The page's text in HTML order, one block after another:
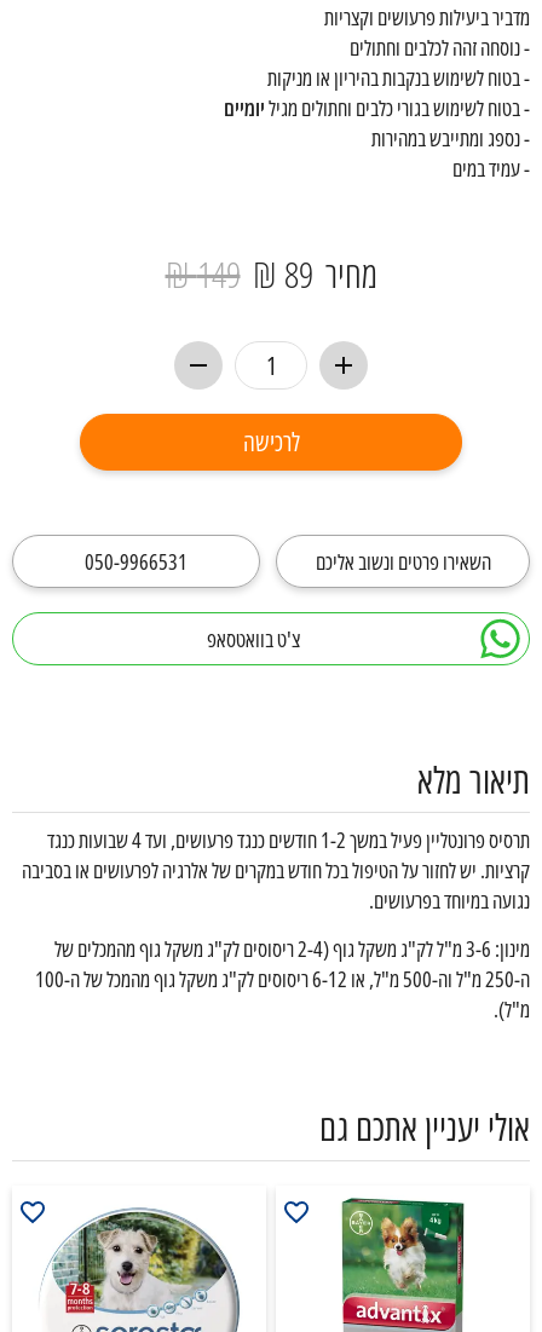
מדביר ביעילות פרעושים וקצריות
- נוסחה זהה לכלבים וחתולים
- בטוח לשימוש בנקבות בהיריון או מניקות
- בטוח לשימוש בגורי כלבים וחתולים מגיליומיים
- נספג ומתייבש במהירות
- עמיד במים
מחיר 89 ₪
149 ₪
לרכישה
השאירו פרטים ונשוב אליכם 050-9966531
צ'ט בוואטסאפ
תיאור מלא
תרסיס פרונטליין פעיל במשך 1-2 חודשים כנגד פרעושים, ועד 4 שבועות כנגד
קרציות. יש לחזור על הטיפול בכל חודש במקרים של אלרגיה לפרעושים או בסביבה
נגועה במיוחד בפרעושים.
מינון: 3-6 מ"ל לק"ג משקל גוף (2-4 ריסוסים לק"ג משקל גוף מהמכלים של
ה-250 מ"ל וה-500 מ"ל, או 6-12 ריסוסים לק"ג משקל גוף מהמכל של ה-100
מ"ל).
אולי יעניין אתכם גם